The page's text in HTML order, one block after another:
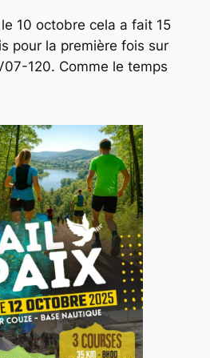
10 octobre cela a fait 15
pour la première fois sur
120. Comme le temps